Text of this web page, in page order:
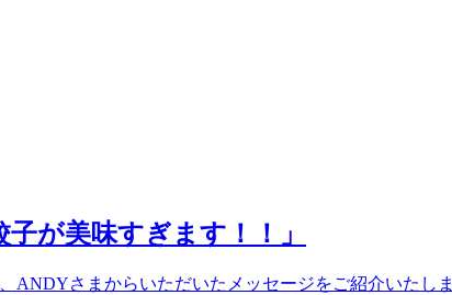
が美味すぎます！！」
ANDYさまからいただいたメッセージをご紹介いたしま